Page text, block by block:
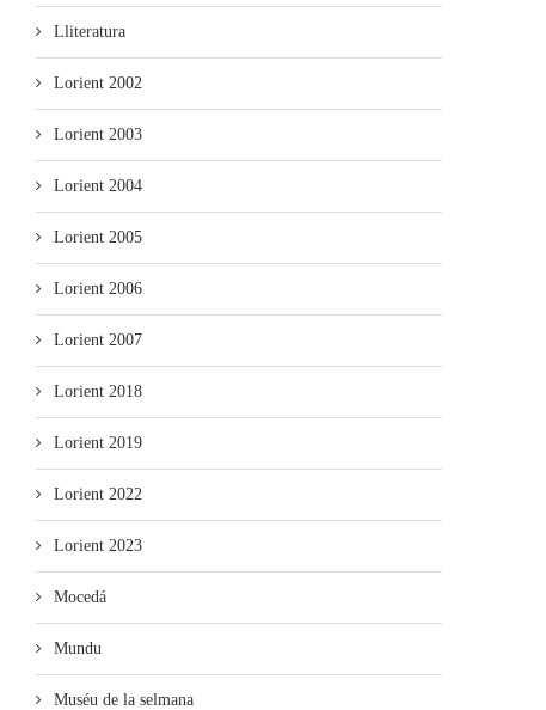
Lliteratura
Lorient 2002
Lorient 2003
Lorient 2004
Lorient 2005
Lorient 2006
Lorient 2007
Lorient 2018
Lorient 2019
Lorient 2022
Lorient 2023
Mocedá
Mundu
Muséu de la selmana